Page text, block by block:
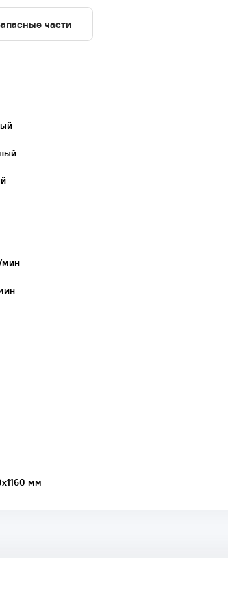
части
мин
мм